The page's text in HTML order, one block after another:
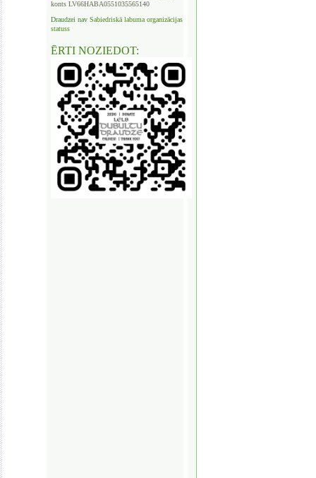
konts LV66HABA0551035565140
Draudzei nav Sabiedriskā labuma organizācijas
statuss
ĒRTI NOZIEDOT: